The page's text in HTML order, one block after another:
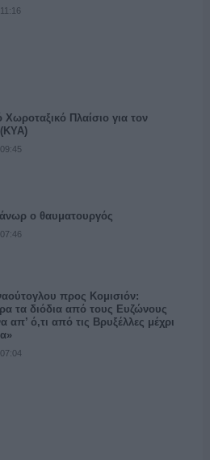
Χωροταξικό Πλαίσιο για τον
ο θαυματουργός
προς Κομισιόν:
τα διόδια από τους Ευζώνους
απ’ ό,τι από τις Βρυξέλλες μέχρι